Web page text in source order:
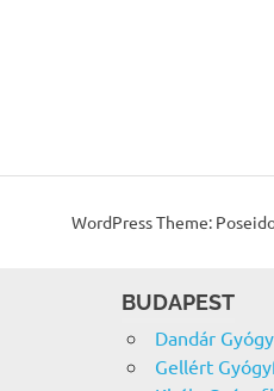
WordPress Theme:
BUDAPEST
Dandár
Gellért